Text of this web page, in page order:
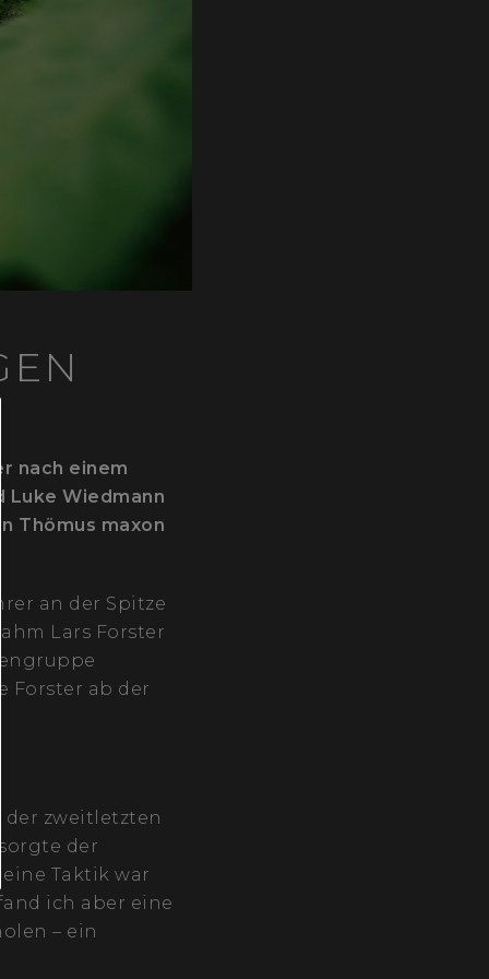
nach einem
Luke Wiedmann
Thömus maxon
an der Spitze
Lars Forster
Forster ab der
der zweitletzten
der
Taktik war
ich aber eine
– ein